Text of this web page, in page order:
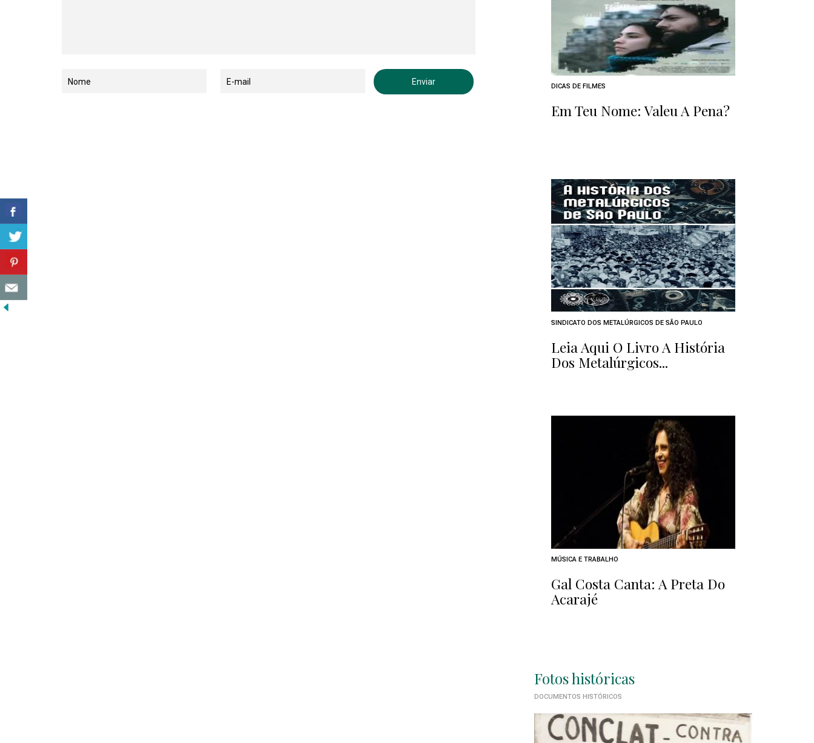
DICAS DE FILMES
Em Teu Nome: Valeu A Pena?
SINDICATO DOS METALÚRGICOS DE SÃO PAULO
Leia Aqui O Livro A História
Dos Metalúrgicos...
MÚSICA E TRABALHO
Gal Costa Canta: A Preta Do
Acarajé
Fotos históricas
DOCUMENTOS HISTÓRICOS